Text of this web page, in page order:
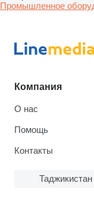
Промышленное
Компания
О нас
Помощь
Контакты